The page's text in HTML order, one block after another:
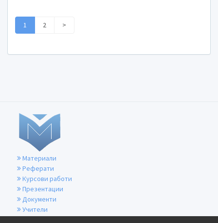
1 2 >
Материали
Реферати
Курсови работи
Презентации
Документи
Учители